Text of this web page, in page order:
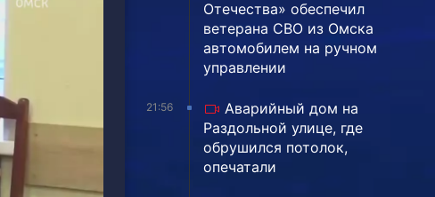
Отечества» обеспечил
ветерана СВО из Омска
автомобилем на ручном
управлении
21:56
Аварийный дом на
Раздольной улице, где
обрушился потолок,
опечатали